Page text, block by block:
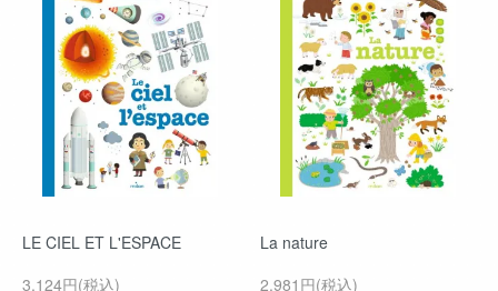
LE CIEL ET L'ESPACE
3,124円(税込)
La nature
2,981円(税込)